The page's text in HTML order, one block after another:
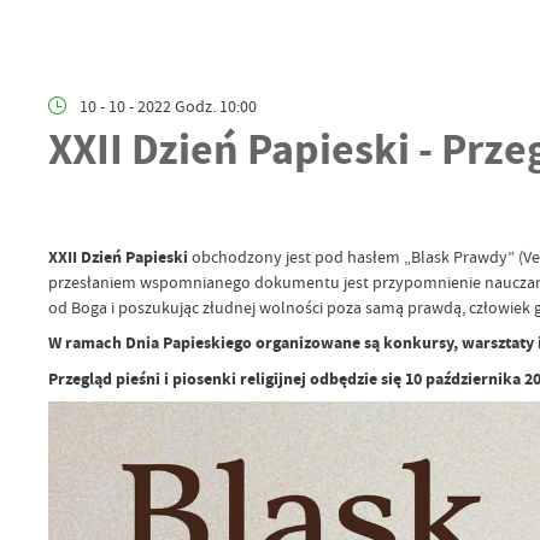
10 - 10 - 2022 Godz. 10:00
XXII Dzień Papieski -
XXII Dzień Papieski obchodzony jest pod hasłem „Blask Prawdy”
przesłaniem wspomnianego dokumentu jest przypomnienie
od Boga i poszukując złudnej wolności poza samą prawdą,
W ramach Dnia Papieskiego organizowane są konkursy,
Przegląd pieśni i piosenki religijnej odbędzie się 10 października